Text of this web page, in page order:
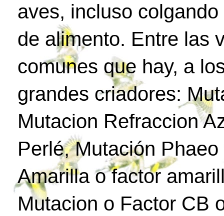
aves, incluso
de alimento. Entre las
comunes que hay, a
grandes criadores:
Mutacion Refraccion
Perlé, Mutación
Amarilla o factor
Mutacion o Factor CB